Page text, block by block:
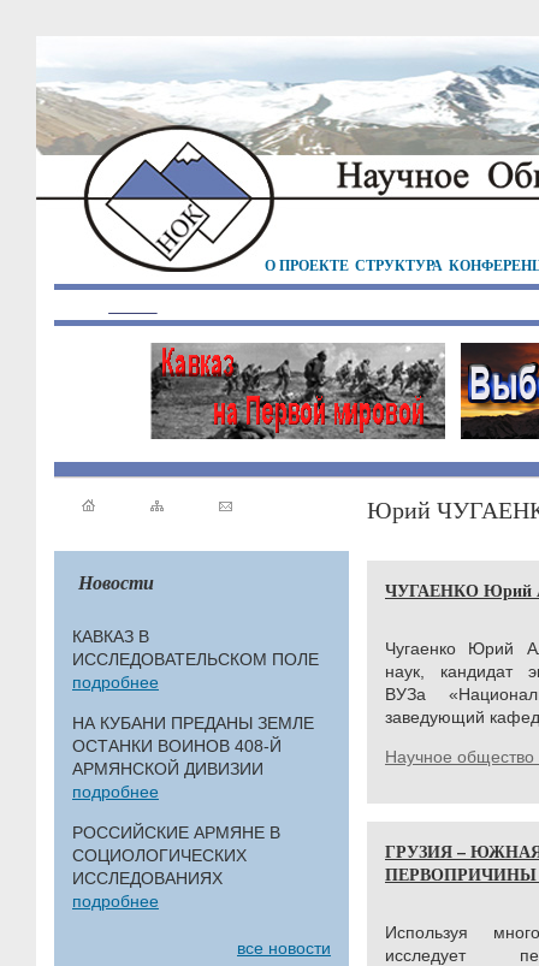
О ПРОЕКТЕ СТРУКТУРА
Новости
КАВКАЗ В
ИССЛЕДОВАТЕЛЬСКОМ ПОЛЕ
подробнее
НА КУБАНИ ПРЕДАНЫ ЗЕМЛЕ
ОСТАНКИ ВОИНОВ 408-Й
АРМЯНСКОЙ ДИВИЗИИ
подробнее
РОССИЙСКИЕ АРМЯНЕ В
СОЦИОЛОГИЧЕСКИХ
ИССЛЕДОВАНИЯХ
подробнее
все новости
Юрий
ЧУГАЕНКО Юрий
Чугаенко Юрий
наук, кандидат
ВУЗа
заведующий
Научное общество
ГРУЗИЯ –
Используя
исследует